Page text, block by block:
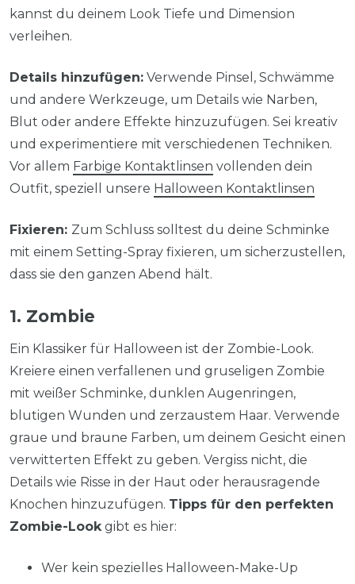
kannst du deinem Look Tiefe und Dimension
verleihen.
Details hinzufügen: Verwende Pinsel, Schwämme
und andere Werkzeuge, um Details wie Narben,
Blut oder andere Effekte hinzuzufügen. Sei kreativ
und experimentiere mit verschiedenen Techniken.
Vor allem Farbige Kontaktlinsen vollenden dein
Outfit, speziell unsere Halloween Kontaktlinsen
Fixieren: Zum Schluss solltest du deine Schminke
mit einem Setting-Spray fixieren, um sicherzustellen,
dass sie den ganzen Abend hält.
1. Zombie
Ein Klassiker für Halloween ist der Zombie-Look.
Kreiere einen verfallenen und gruseligen Zombie
mit weißer Schminke, dunklen Augenringen,
blutigen Wunden und zerzaustem Haar. Verwende
graue und braune Farben, um deinem Gesicht einen
verwitterten Effekt zu geben. Vergiss nicht, die
Details wie Risse in der Haut oder herausragende
Knochen hinzuzufügen. Tipps für den perfekten
Zombie-Lookgibt es hier:
Wer kein spezielles Halloween-Make-Up